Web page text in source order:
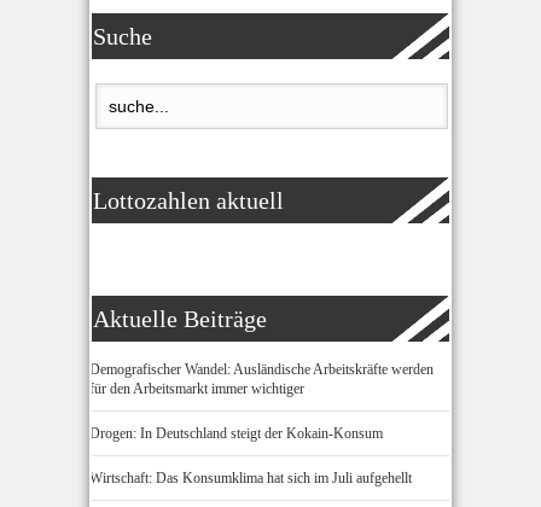
Suche
Lottozahlen aktuell
Aktuelle Beiträge
Demografischer Wandel: Ausländische Arbeitskräfte werden
für den Arbeitsmarkt immer wichtiger
Drogen: In Deutschland steigt der Kokain-Konsum
Wirtschaft: Das Konsumklima hat sich im Juli aufgehellt